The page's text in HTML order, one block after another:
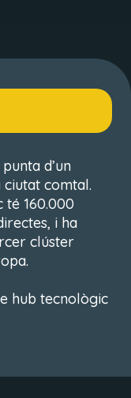
d’un
ciutat comtal.
160.000
i ha
clúster
hub tecnològic